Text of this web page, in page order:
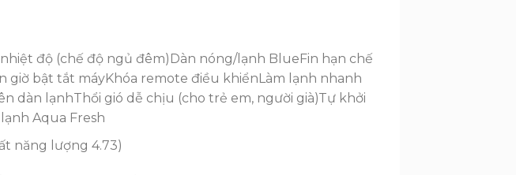
độ (chế độ ngủ đêm)Dàn nóng/lạnh BlueFin hạn chế
giờ bật tắt máyKhóa remote điều khiểnLàm lạnh nhanh
dàn lạnhThổi gió dễ chịu (cho trẻ em, người già)Tự khởi
Aqua Fresh
năng lượng 4.73)